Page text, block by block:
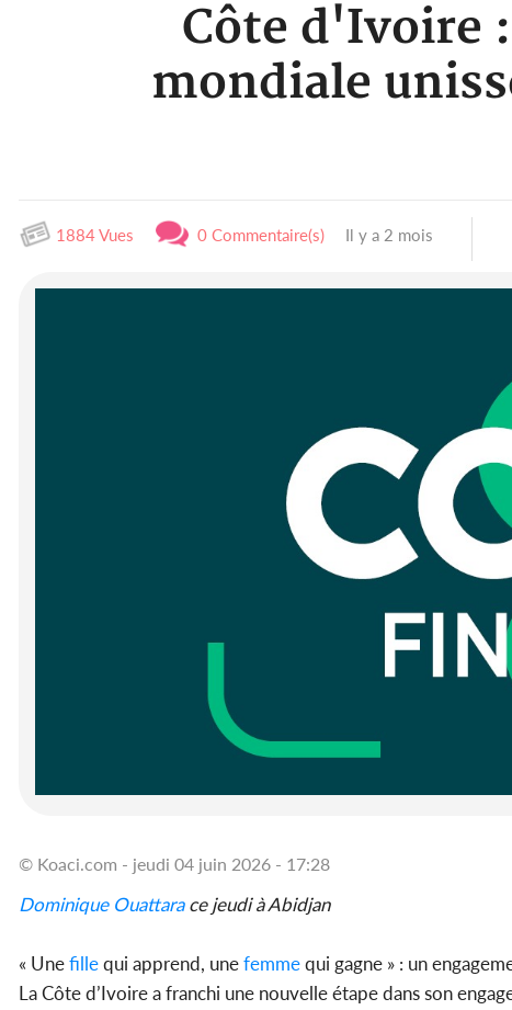
Côte d'Ivoire
mondiale
1884 Vues 0 Commentaire(s) Il y a 2 mois
© Koaci.com - jeudi 04 juin 2026 - 17:28
Dominique Ouattarace jeudi à Abidjan
« Unefillequi apprend, unefemmequi gagne » : un
La Côte d’Ivoire a franchi une nouvelle étape dans son